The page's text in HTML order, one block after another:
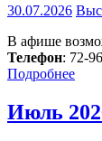
30.07.2026
В афише
Телефон: 72-
Подробнее
Июль